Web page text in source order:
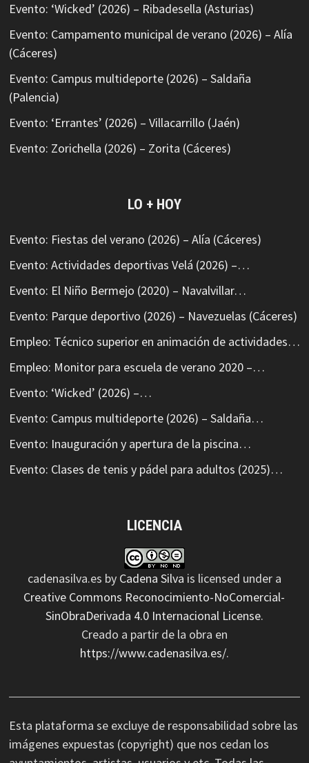
Evento: ‘Wicked’ (2026) – Ribadesella (Asturias)
Evento: Campamento municipal de verano (2026) – Alía
(Cáceres)
Evento: Campus multideporte (2026) – Saldaña
(Palencia)
Evento: ‘Errantes’ (2026) – Villacarrillo (Jaén)
Evento: Zorichella (2026) – Zorita (Cáceres)
LO + HOY
Evento: Fiestas del verano (2026) – Alía (Cáceres)
Evento: Actividades deportivas Velá (2026) –…
Evento: El Niño Bermejo (2020) – Navalvillar…
Evento: Parque deportivo (2026) – Navezuelas (Cáceres)
Empleo: Técnico superior en animación de actividades…
Empleo: Monitor para escuela de verano 2020 –…
Evento: ‘Wicked’ (2026) –…
Evento: Campus multideporte (2026) – Saldaña…
Evento: Inauguración y apertura de la piscina…
Evento: Clases de tenis y pádel para adultos (2025)…
LICENCIA
cadenasilva.es by Cadena Silva is licensed under a
Creative Commons Reconocimiento-NoComercial-
SinObraDerivada 4.0 Internacional License.
Creado a partir de la obra en
https://www.cadenasilva.es/.
Esta plataforma se excluye de responsabilidad sobre las
imágenes expuestas (copyright) que nos cedan los